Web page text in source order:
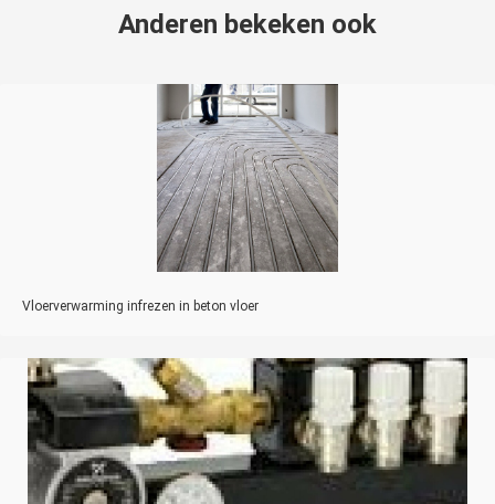
Anderen bekeken ook
Vloerverwarming infrezen in beton vloer